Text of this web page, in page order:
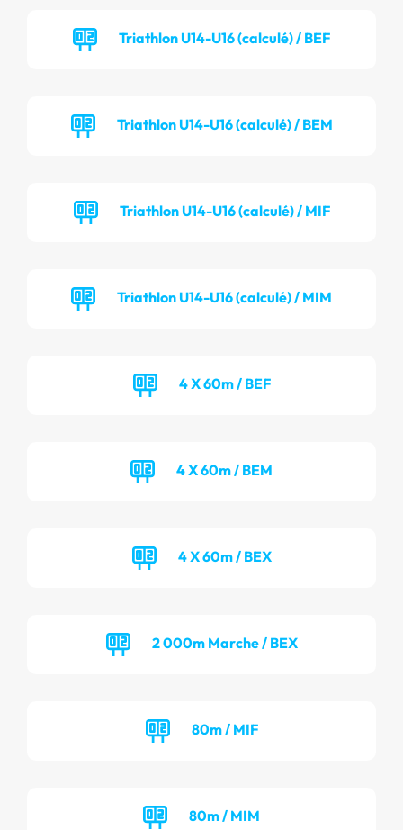
Triathlon U14-U16 (calculé) / BEF
Triathlon U14-U16 (calculé) / BEM
Triathlon U14-U16 (calculé) / MIF
Triathlon U14-U16 (calculé) / MIM
4 X 60m / BEF
4 X 60m / BEM
4 X 60m / BEX
2 000m Marche / BEX
80m / MIF
80m / MIM